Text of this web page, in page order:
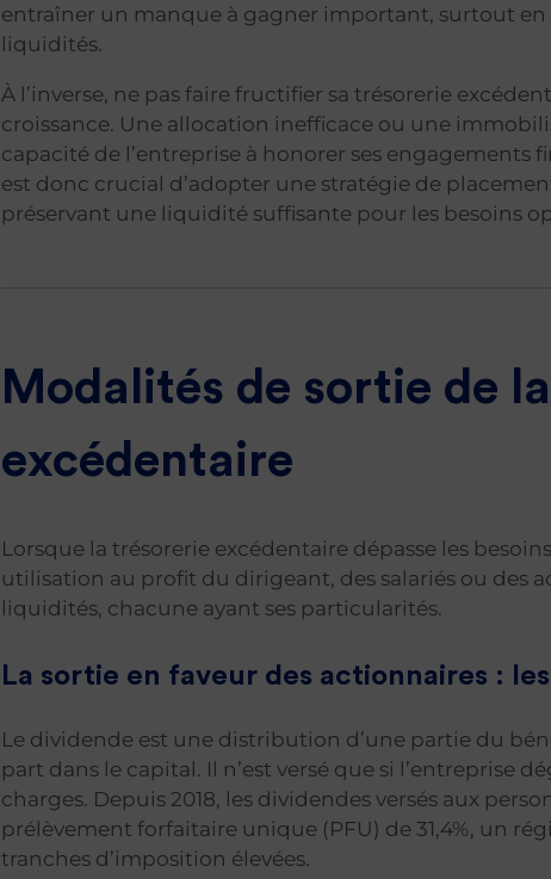
entraîner un manque à gagner important, surtout
liquidités.
À l’inverse, ne pas faire fructifier sa trésorerie
croissance. Une allocation inefficace ou une
capacité de l’entreprise à honorer ses engagements
est donc crucial d’adopter une stratégie de
préservant une liquidité suffisante pour les besoins
Modalités de sortie de
excédentaire
Lorsque la trésorerie excédentaire dépasse les
utilisation au profit du dirigeant, des salariés ou des
liquidités, chacune ayant ses particularités.
La sortie en faveur des actionnaires :
Le dividende est une distribution d’une partie du
part dans le capital. Il n’est versé que si l’entreprise
charges. Depuis 2018, les dividendes versés aux
prélèvement forfaitaire unique (PFU) de 31,4%, un
tranches d’imposition élevées.